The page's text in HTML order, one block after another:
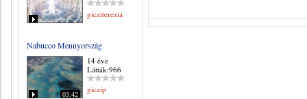
gicziterezia
Nabucco Mennyország
03:42
14 éve
Látták:966
giczip